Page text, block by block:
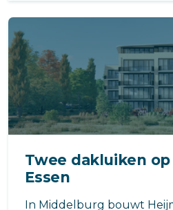
Twee dakluiken
Essen
In Middelburg bouwt